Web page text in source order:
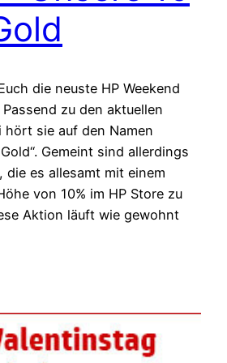
die neuste HP Weekend
zu den aktuellen
hört sie auf den Namen
Gemeint sind allerdings
die es allesamt mit einem
von 10% im HP Store zu
Aktion läuft wie gewohnt